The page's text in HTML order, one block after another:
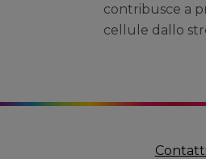
contribusce a
cellule dallo
Contatti